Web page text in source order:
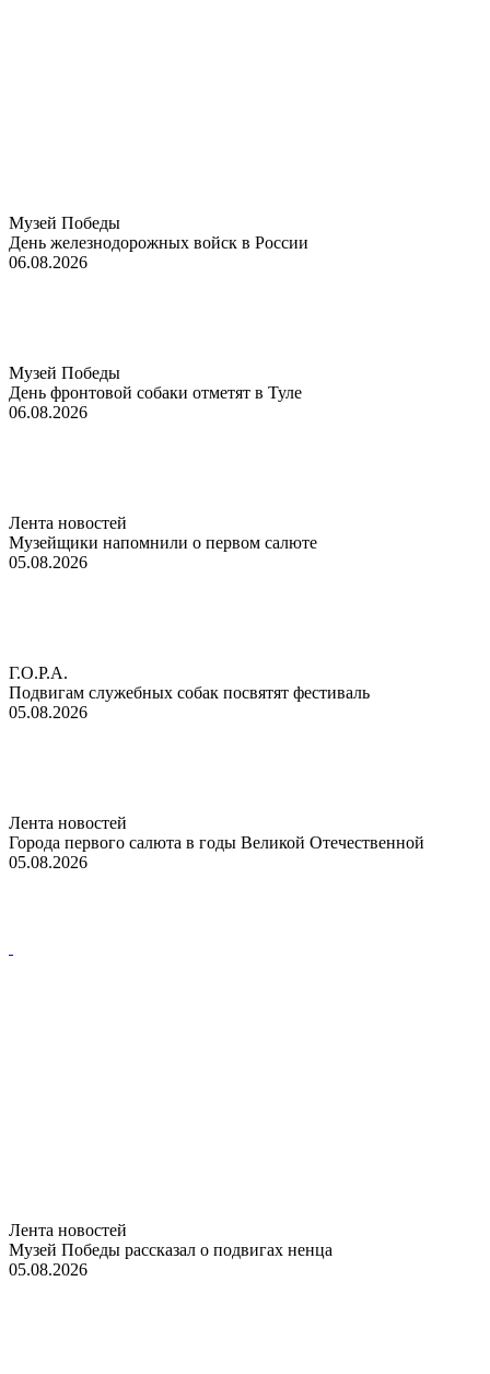
Музей Победы
День железнодорожных войск в России
06.08.2026
Музей Победы
День фронтовой собаки отметят в Туле
06.08.2026
Лента новостей
Музейщики напомнили о первом салюте
05.08.2026
Г.О.Р.А.
Подвигам служебных собак посвятят фестиваль
05.08.2026
Лента новостей
Города первого салюта в годы Великой Отечественной
05.08.2026
Лента новостей
Музей Победы рассказал о подвигах ненца
05.08.2026